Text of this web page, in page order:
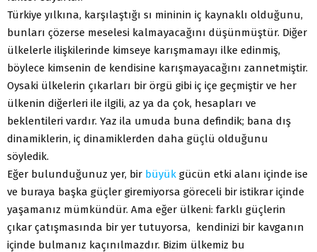
Türkiye yılkına, karşılaştığı sı mininin iç kaynaklı olduğunu,
bunları çözerse meselesi kalmayacağını düşünmüştür. Diğer
ülkelerle ilişkilerinde kimseye karışmamayı ilke edinmiş,
böylece kimsenin de kendisine karışmayacağını zannetmiştir.
Oysaki ülkelerin çıkarları bir örgü gibi iç içe geçmiştir ve her
ülkenin diğerleri ile ilgili, az ya da çok, hesapları ve
beklentileri vardır. Yaz ila umuda buna defindik; bana dış
dinamiklerin, iç dinamiklerden daha güçlü olduğunu
söyledik.
Eğer bulunduğunuz yer, bir büyük gücün etki alanı içinde ise
ve buraya başka güçler giremiyorsa göreceli bir istikrar içinde
yaşamanız mümkündür. Ama eğer ülkeni: farklı güçlerin
çıkar çatışmasında bir yer tutuyorsa, kendinizi bir kavganın
içinde bulmanız kaçınılmazdır. Bizim ülkemiz bu